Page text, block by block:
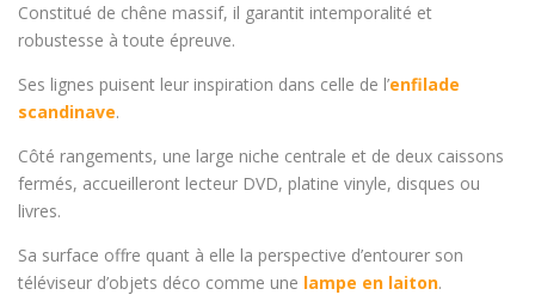
Constitué de chêne massif, il garantit intemporalité et
robustesse à toute épreuve.
Ses lignes puisent leur inspiration dans celle de l’enfilade
scandinave.
Côté rangements, une large niche centrale et de deux caissons
fermés, accueilleront lecteur DVD, platine vinyle, disques ou
livres.
Sa surface offre quant à elle la perspective d’entourer son
téléviseur d’objets déco comme une lampe en laiton.